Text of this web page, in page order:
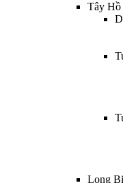
Tây Hồ
Long